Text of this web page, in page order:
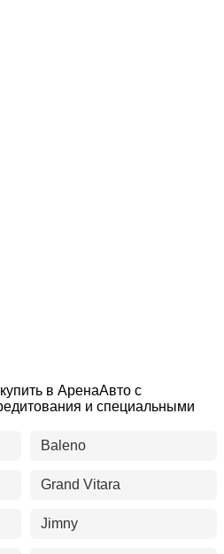
в АренаАвто с
и специальными
Baleno
Grand Vitara
Jimny